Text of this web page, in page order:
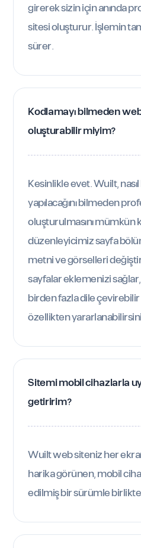
girerek sizin için anında
sitesi oluşturur. İşlemin
sürer.
Kodlamayı bilmeden
oluşturabilir miyim?
Kesinlikle evet. Wuilt,
yapılacağını bilmeden
oluşturulmasını mümkün
düzenleyicimiz sayfa
metni ve görselleri
sayfalar eklemenizi
birden fazla dile
özellikten
Sitemi mobil cihazlarla
getiririm?
Wuilt web siteniz her
harika görünen, mobil
edilmiş bir sürümle